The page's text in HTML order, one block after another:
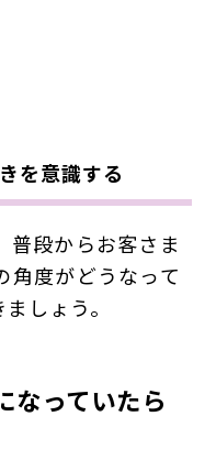
を意識する
普段からお客さま
角度がどうなって
しょう。
なっていたら